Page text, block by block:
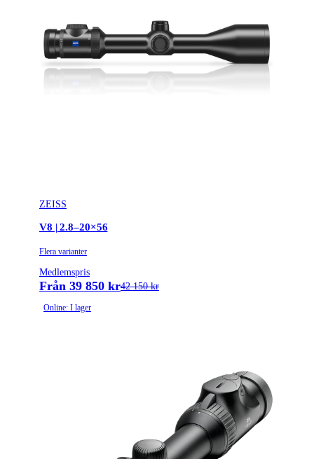
ZEISS
V8 | 2.8–20×56
Flera varianter
Medlemspris
Från 39 850 kr42 150 kr
Online: I lager